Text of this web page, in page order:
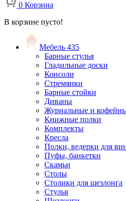
0 Корзина
В корзине пусто!
Мебель 435
Барные стулья
Гладильные доски
Консоли
Стремянки
Барные стойки
Диваны
Журнальные и
Книжные полки
Комплекты
Кресла
Полки, ведерки для
Пуфы, банкетки
Скамьи
Столы
Столики для шезлонга
Стулья